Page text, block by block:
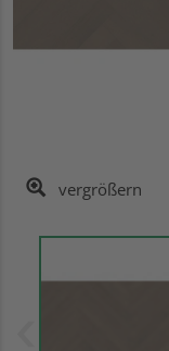
vergrößern